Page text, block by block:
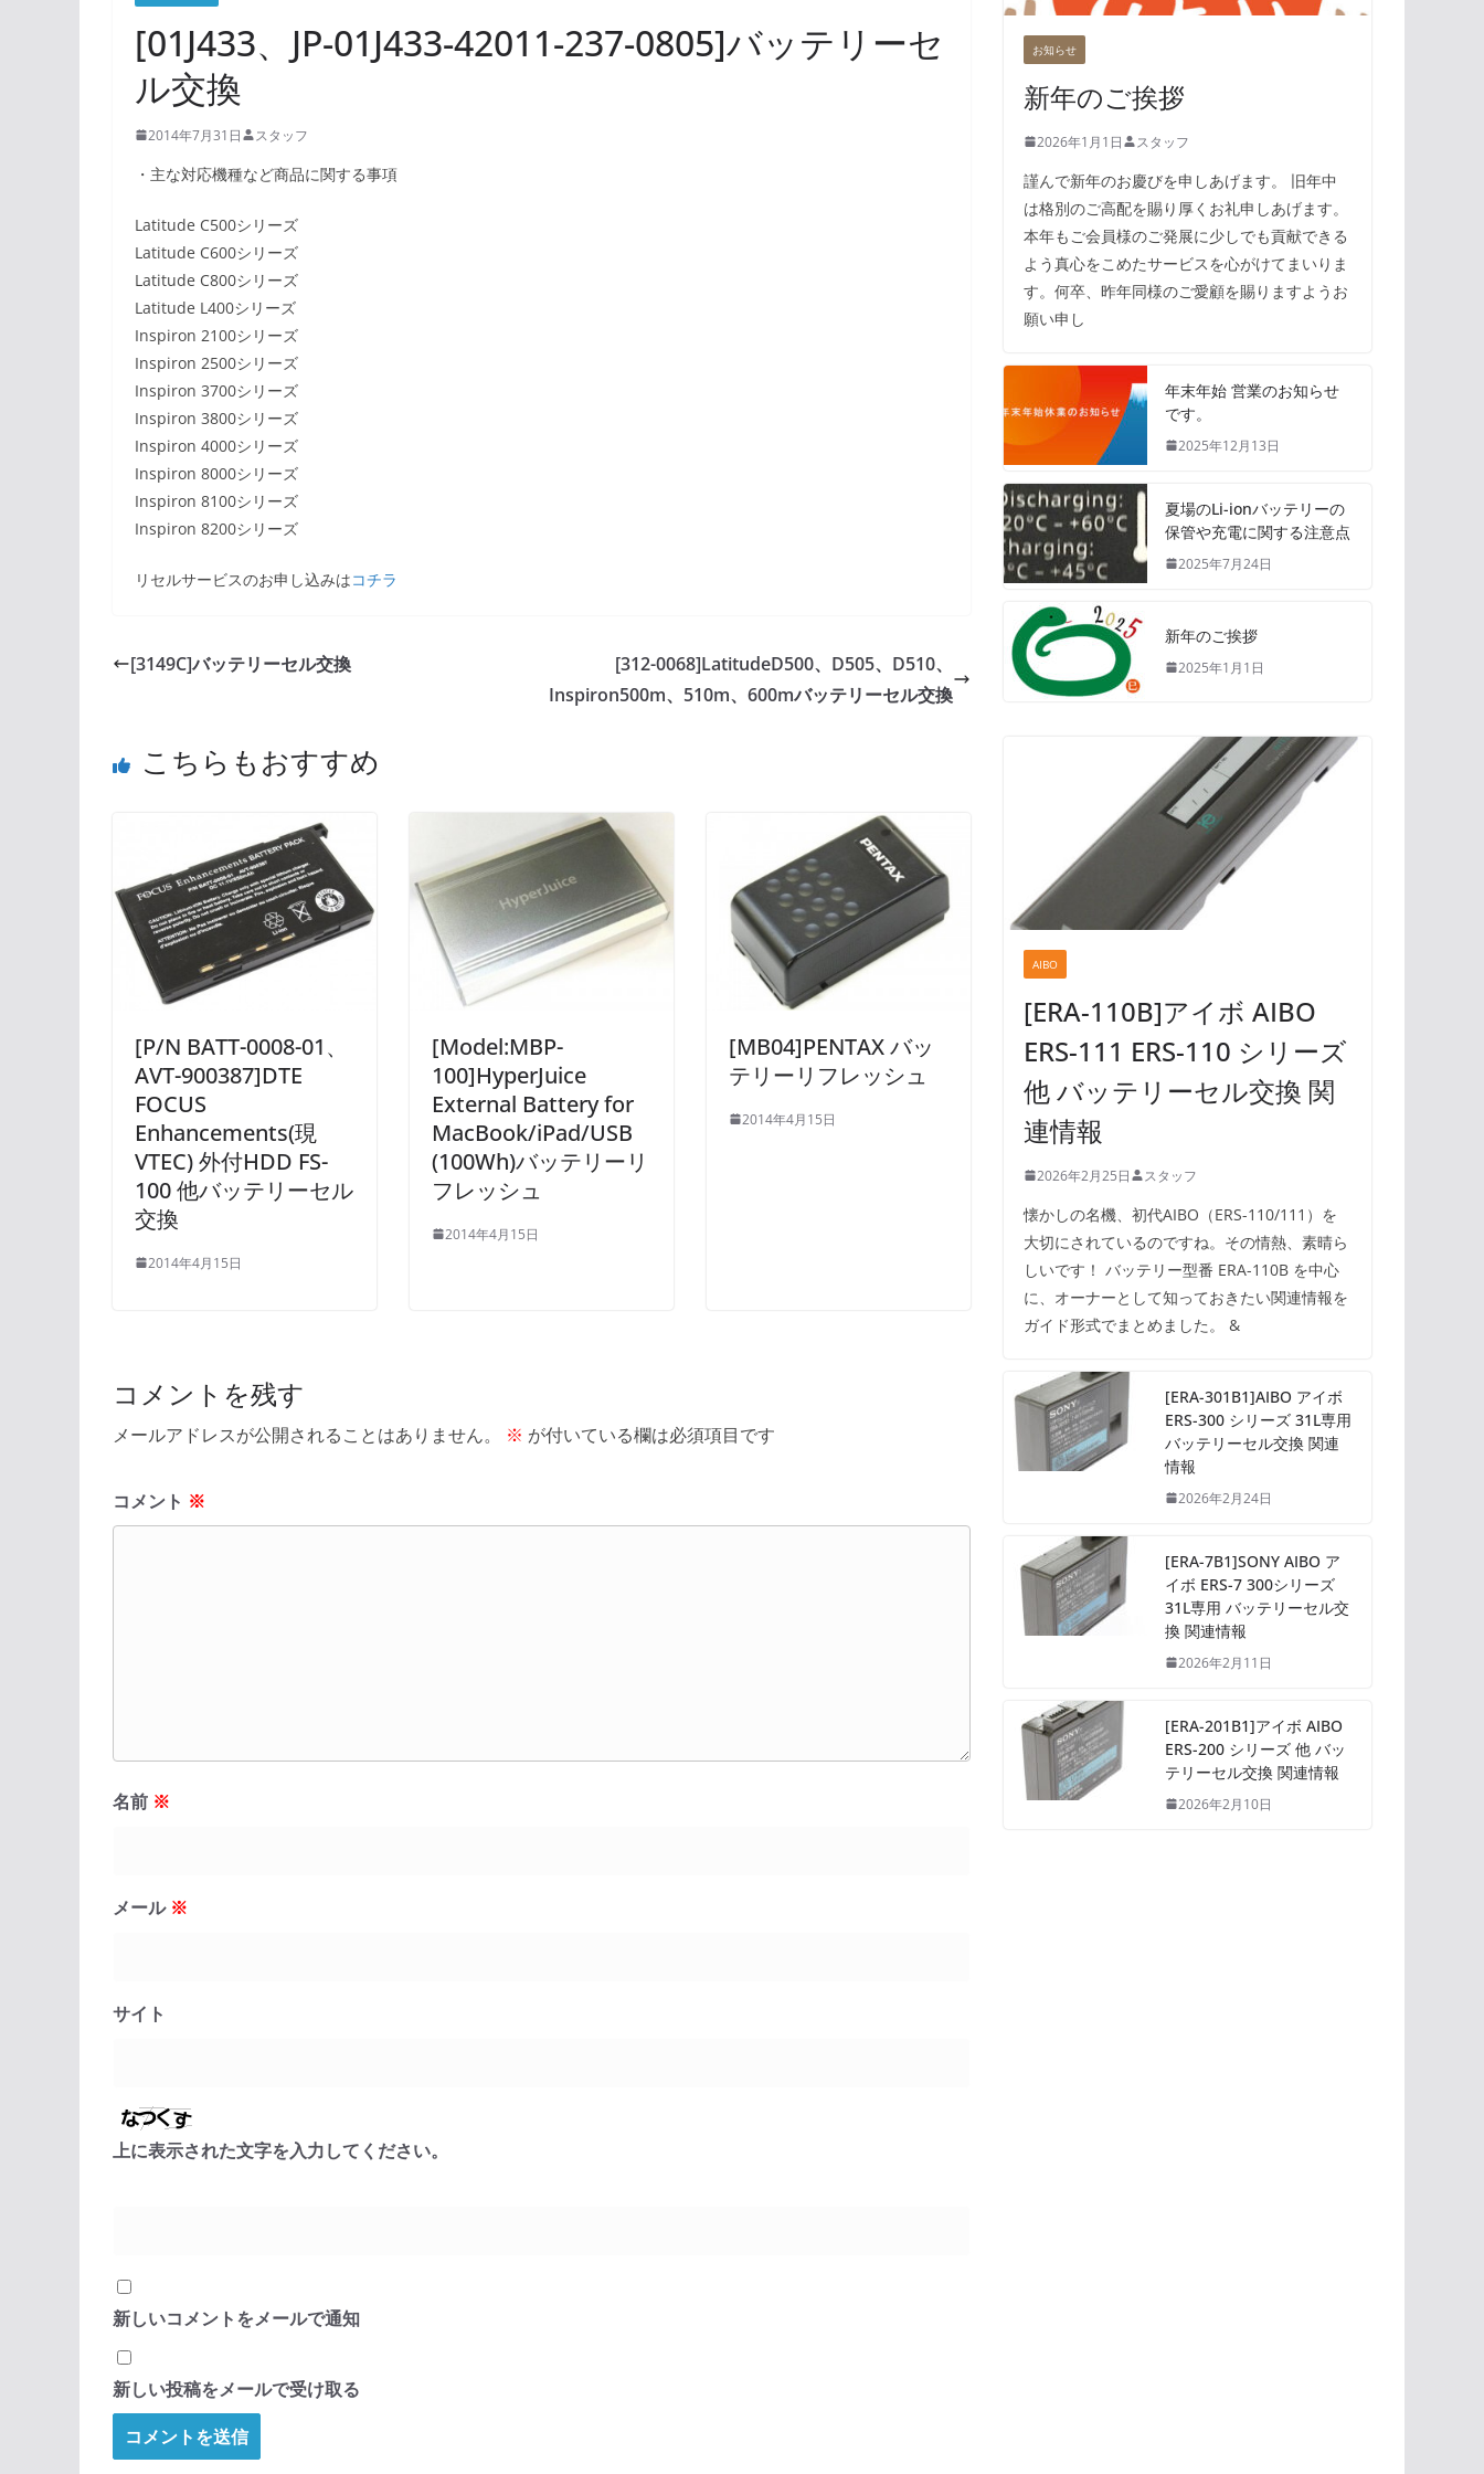
[01J433、JP-01J433-42011-237-0805]バッテリーセ
ル交換
2014年7月31日 スタッフ
・主な対応機種など商品に関する事項
Latitude C500シリーズ
Latitude C600シリーズ
Latitude C800シリーズ
Latitude L400シリーズ
Inspiron 2100シリーズ
Inspiron 2500シリーズ
Inspiron 3700シリーズ
Inspiron 3800シリーズ
Inspiron 4000シリーズ
Inspiron 8000シリーズ
Inspiron 8100シリーズ
Inspiron 8200シリーズ
リセルサービスのお申し込みはコチラ
[3149C]バッテリーセル交換
[312-0068]LatitudeD500、D505、D510、
Inspiron500m、510m、600mバッテリーセル交換
こちらもおすすめ
[P/N BATT-0008-01、
AVT-900387]DTE
FOCUS
Enhancements(現
VTEC) 外付HDD FS-
100 他バッテリーセル
交換
2014年4月15日
[Model:MBP-
100]HyperJuice
External Battery for
MacBook/iPad/USB
(100Wh)バッテリーリ
フレッシュ
2014年4月15日
[MB04]PENTAX バッ
テリーリフレッシュ
2014年4月15日
コメントを残す
メールアドレスが公開されることはありません。 ※ が付いている欄は必須項目です
コメント ※
名前 ※
メール ※
サイト
上に表示された文字を入力してください。
新しいコメントをメールで通知
新しい投稿をメールで受け取る
お知らせ
新年のご挨拶
2026年1月1日 スタッフ
謹んで新年のお慶びを申しあげます。 旧年中
は格別のご高配を賜り厚くお礼申しあげます。
本年もご会員様のご発展に少しでも貢献できる
よう真心をこめたサービスを心がけてまいりま
す。何卒、昨年同様のご愛顧を賜りますようお
願い申し
年末年始 営業のお知らせ
です。
2025年12月13日
夏場のLi-ionバッテリーの
保管や充電に関する注意点
2025年7月24日
新年のご挨拶
2025年1月1日
AIBO
[ERA-110B]アイボ AIBO
ERS-111 ERS-110 シリーズ
他 バッテリーセル交換 関
連情報
2026年2月25日 スタッフ
懐かしの名機、初代AIBO（ERS-110/111）を
大切にされているのですね。その情熱、素晴ら
しいです！ バッテリー型番 ERA-110B を中心
に、オーナーとして知っておきたい関連情報を
ガイド形式でまとめました。 &
[ERA-301B1]AIBO アイボ
ERS-300 シリーズ 31L専用
バッテリーセル交換 関連
情報
2026年2月24日
[ERA-7B1]SONY AIBO ア
イボ ERS-7 300シリーズ
31L専用 バッテリーセル交
換 関連情報
2026年2月11日
[ERA-201B1]アイボ AIBO
ERS-200 シリーズ 他 バッ
テリーセル交換 関連情報
2026年2月10日